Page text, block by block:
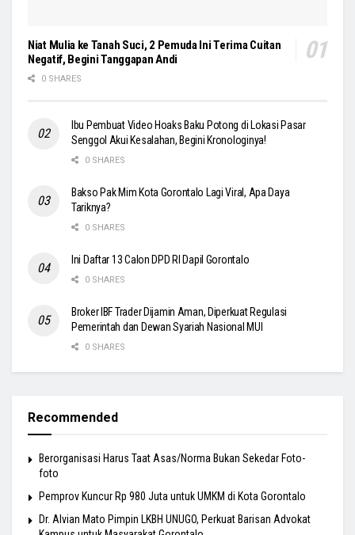
Niat Mulia ke Tanah Suci, 2 Pemuda Ini Terima Cuitan
Negatif, Begini Tanggapan Andi
0 SHARES
Ibu Pembuat Video Hoaks Baku Potong di Lokasi Pasar
Senggol Akui Kesalahan, Begini Kronologinya!
0 SHARES
Bakso Pak Mim Kota Gorontalo Lagi Viral, Apa Daya
Tariknya?
0 SHARES
Ini Daftar 13 Calon DPD RI Dapil Gorontalo
0 SHARES
Broker IBF Trader Dijamin Aman, Diperkuat Regulasi
Pemerintah dan Dewan Syariah Nasional MUI
0 SHARES
Recommended
Berorganisasi Harus Taat Asas/Norma Bukan Sekedar Foto-
foto
Pemprov Kuncur Rp 980 Juta untuk UMKM di Kota Gorontalo
Dr. Alvian Mato Pimpin LKBH UNUGO, Perkuat Barisan Advokat